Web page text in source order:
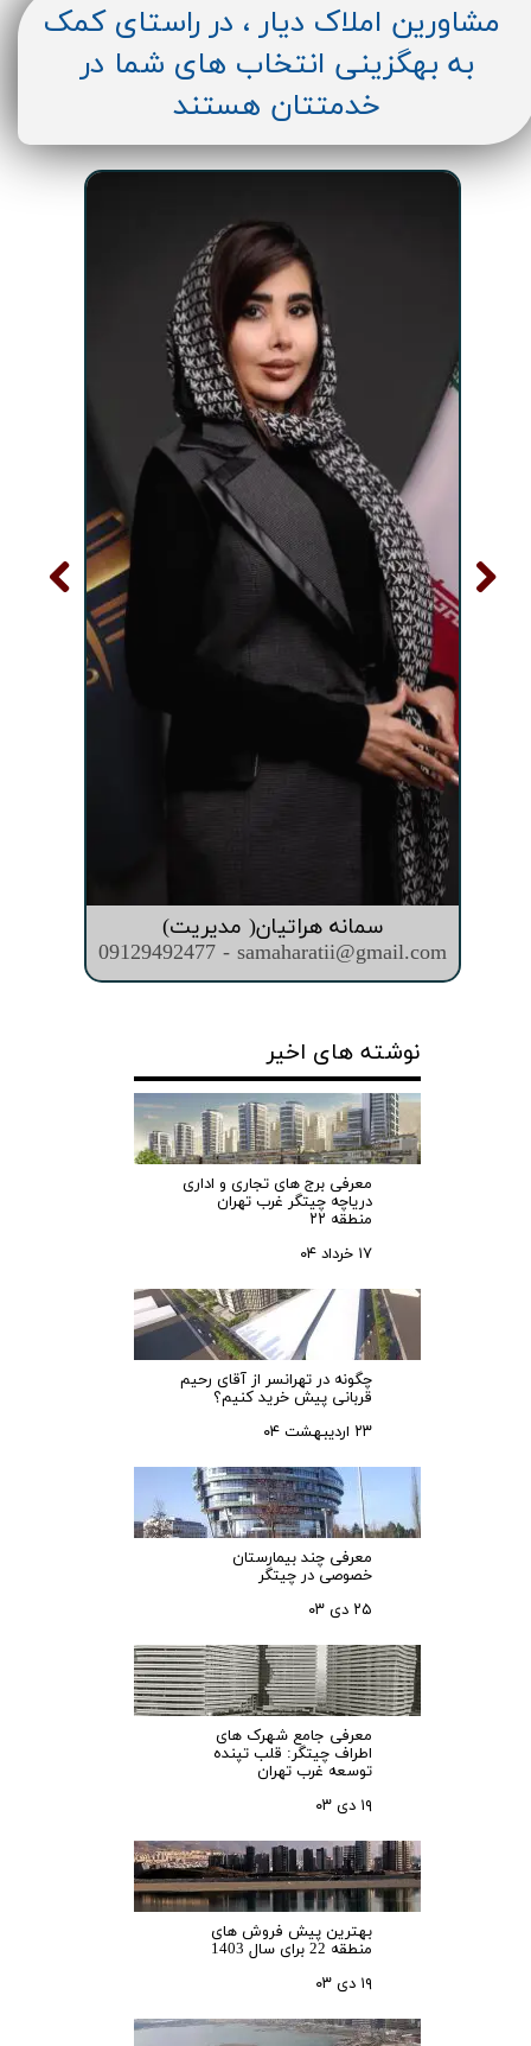
سمانه هراتیان( مدیریت)
09129492477 - samaharatii@gmail.com
مشاورین املاک دیار ، در راستای کمک
به بهگزینی انتخاب های شما در
خدمتتان هستند
نوشته های اخیر
معرفی برج های تجاری و اداری
دریاچه چیتگر غرب تهران
منطقه ۲۲
۱۷ خرداد ۰۴
چگونه در تهرانسر از آقای رحیم
قربانی پیش خرید کنیم؟
۲۳ اردیبهشت ۰۴
معرفی چند بیمارستان
خصوصی در چیتگر
۲۵ دی ۰۳
معرفی جامع شهرک‌ های
اطراف چیتگر: قلب تپنده
توسعه غرب تهران
۱۹ دی ۰۳
بهترین پیش فروش های
منطقه 22 برای سال 1403
۱۹ دی ۰۳